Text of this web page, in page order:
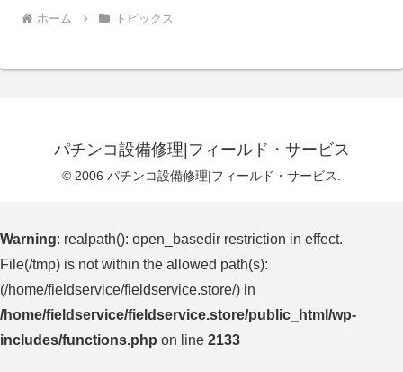
ホーム トピックス
パチンコ設備修理|フィールド・サービス
© 2006 パチンコ設備修理|フィールド・サービス.
Warning: realpath(): open_basedir restriction in effect.
File(/tmp) is not within the allowed path(s):
(/home/fieldservice/fieldservice.store/) in
/home/fieldservice/fieldservice.store/public_html/wp-
includes/functions.php on line 2133